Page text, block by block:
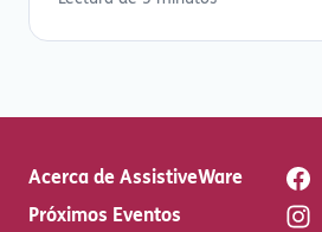
Acerca de AssistiveWare
Próximos Eventos